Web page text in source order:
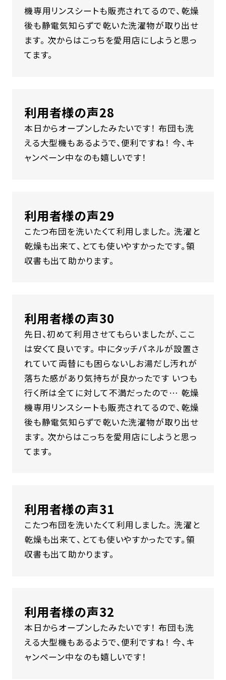
機専用リンスシートも販売されてるので、乾燥
後も静電気知らずで乾いた洗濯物が取り出せ
ます。 次からはこっちを愛用店にしようと思っ
てます。
利用者様の声28
本日からオープンしたみたいです！ 布団も洗
える大型機もあるようで、便利ですね！ 今、キ
ャンペーン中なのも嬉しいです！
利用者様の声29
こたつ布団を洗いたくて利用しました。 洗濯と
乾燥も出来て、とても使いやすかったです。領
収書も出て助かります。
利用者様の声30
先日、初めて利用させてもらいましたが、ここ
は安くて良いです。 中にタッチパネルが設置さ
れていて両替にも困らないしお湯だし汚れが
落ちた感があり気持ちが良かったです いつも
行く所は全てに対して不満だったので… 乾燥
機専用リンスシートも販売されてるので、乾燥
後も静電気知らずで乾いた洗濯物が取り出せ
ます。 次からはこっちを愛用店にしようと思っ
てます。
利用者様の声31
こたつ布団を洗いたくて利用しました。 洗濯と
乾燥も出来て、とても使いやすかったです。領
収書も出て助かります。
利用者様の声32
本日からオープンしたみたいです！ 布団も洗
える大型機もあるようで、便利ですね！ 今、キ
ャンペーン中なのも嬉しいです！